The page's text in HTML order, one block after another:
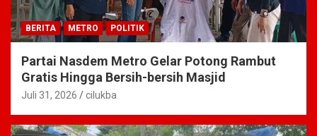
BERITA METRO POLITIK
Partai Nasdem Metro Gelar Potong Rambut
Gratis Hingga Bersih-bersih Masjid
Juli 31, 2026 cilukba